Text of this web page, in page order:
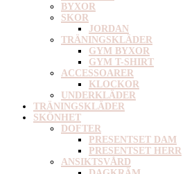
BYXOR
SKOR
JORDAN
TRÄNINGSKLÄDER
GYM BYXOR
GYM T-SHIRT
ACCESSOARER
KLOCKOR
UNDERKLÄDER
TRÄNINGSKLÄDER
SKÖNHET
DOFTER
PRESENTSET DAM
PRESENTSET HERR
ANSIKTSVÅRD